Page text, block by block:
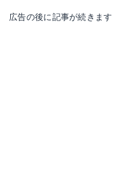
広告の後に記事が続きます